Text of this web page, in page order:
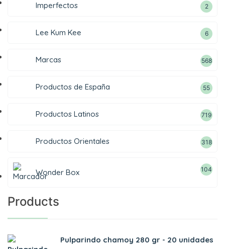
Imperfectos 2
Lee Kum Kee 6
Marcas 568
Productos de España 55
Productos Latinos 719
Productos Orientales 318
Wonder Box 104
Products
Pulparindo chamoy 280 gr - 20 unidades